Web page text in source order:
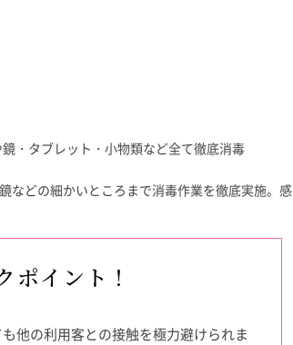
・タブレット・小物類など全て徹底消毒
などの細かいところまで消毒作業を徹底実施。感
ポイント！
他の利用客との接触を極力避けられま